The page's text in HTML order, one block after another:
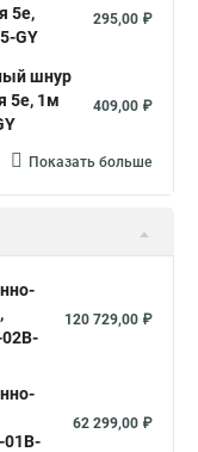
5е,
GY
295,00 ₽
шнур
5е, 1м
409,00 ₽
Показать больше
120 729,00 ₽
01B-
62 299,00 ₽